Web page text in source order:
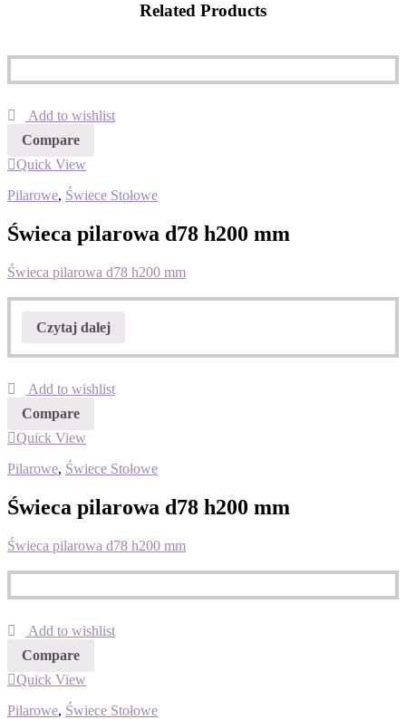
Related Products
Add to wishlist
Compare
Quick View
Pilarowe, Świece Stołowe
Świeca pilarowa d78 h200 mm
Świeca pilarowa d78 h200 mm
Czytaj dalej
Add to wishlist
Compare
Quick View
Pilarowe, Świece Stołowe
Świeca pilarowa d78 h200 mm
Świeca pilarowa d78 h200 mm
Add to wishlist
Compare
Quick View
Pilarowe, Świece Stołowe